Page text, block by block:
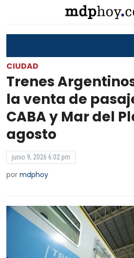
CIUDAD
Trenes
la venta de
CABA y Mar del
agosto
junio 9, 2026 6:02 pm
pormdphoy